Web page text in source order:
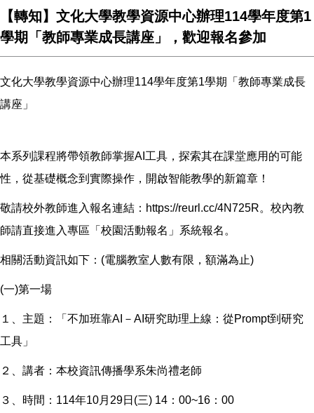
【轉知】文化大學教學資源中心辦理114學年度第1
學期「教師專業成長講座」，歡迎報名參加
文化大學教學資源中心辦理114學年度第1學期「教師專業成長
講座」
本系列課程將帶領教師掌握AI工具，探索其在課堂應用的可能
性，從基礎概念到實際操作，開啟智能教學的新篇章！
敬請校外教師進入報名連結： https://reurl.cc/4N725R。校內教
師請直接進入專區「校園活動報名」系統報名。
相關活動資訊如下：(電腦教室人數有限，額滿為止)
(一)第一場
１、主題：「不加班靠AI－AI研究助理上線：從Prompt到研究
工具」
２、講者：本校資訊傳播學系朱尚禮老師
３、時間：114年10月29日(三) 14：00~16：00